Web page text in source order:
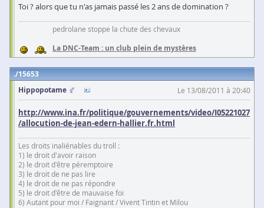
Toi ? alors que tu n'as jamais passé les 2 ans de domination ?
pedrolane stoppe la chute des chevaux
La DNC-Team : un club plein de mystères
15653
Hippopotame
Le 13/08/2011 à 20:40
http://www.ina.fr/politique/gouvernements/video/I05221027
/allocution-de-jean-edern-hallier.fr.html
Les droits inaliénables du troll :
1) le droit d'avoir raison
2) le droit d'être péremptoire
3) le droit de ne pas lire
4) le droit de ne pas répondre
5) le droit d'être de mauvaise foi
6) Autant pour moi / Faignant / Vivent Tintin et Milou